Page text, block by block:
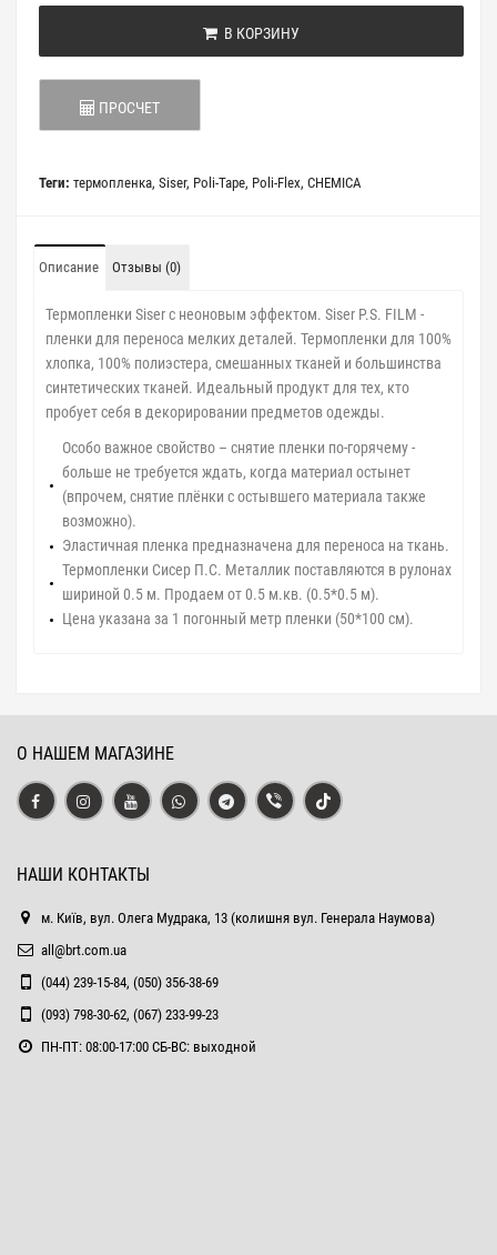
В КОРЗИНУ
ПРОСЧЕТ
Теги: термопленка, Siser, Poli-Tape, Poli-Flex, CHEMICA
Описание Отзывы (0)
Термопленки Siser с неоновым эффектом. Siser P.S. FILM -
пленки для переноса мелких деталей. Термопленки для 100%
хлопка, 100% полиэстера, смешанных тканей и большинства
синтетических тканей. Идеальный продукт для тех, кто
пробует себя в декорировании предметов одежды.
Особо важное свойство – снятие пленки по-горячему -
больше не требуется ждать, когда материал остынет
(впрочем, снятие плёнки с остывшего материала также
возможно).
Эластичная пленка предназначена для переноса на ткань.
Термопленки Сисер П.С. Металлик поставляются в рулонах
шириной 0.5 м. Продаем от 0.5 м.кв. (0.5*0.5 м).
Цена указана за 1 погонный метр пленки (50*100 см).
О НАШЕМ МАГАЗИНЕ
НАШИ КОНТАКТЫ
м. Київ, вул. Олега Мудрака, 13 (колишня вул. Генерала Наумова)
all@brt.com.ua
(044) 239-15-84, (050) 356-38-69
(093) 798-30-62, (067) 233-99-23
ПН-ПТ: 08:00-17:00 СБ-ВС: выходной